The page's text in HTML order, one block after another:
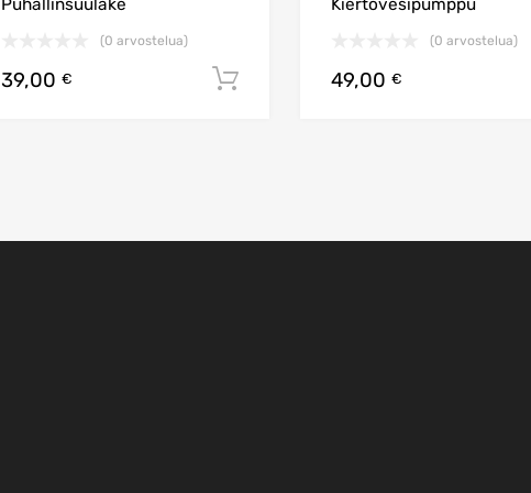
(0 arvostelua)
39,00 € Lisää ostoskoriin
(0 arvostelua)
49,00 €